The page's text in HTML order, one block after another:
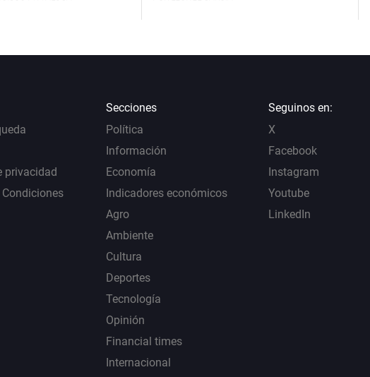
privacidad
Secciones
Política
Información
Economía
Indicadores económicos
Agro
Ambiente
Cultura
Deportes
Tecnología
Opinión
Financial times
Internacional
Seguinos en:
X
Facebook
Instagram
Youtube
LinkedIn